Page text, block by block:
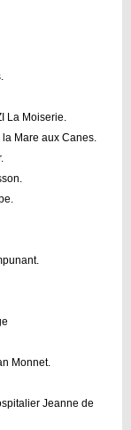
La Moiserie.
Mare aux Canes.
Monnet.
Jeanne de